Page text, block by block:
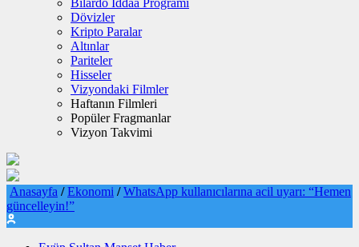
Bilardo İddaa Programı
Dövizler
Kripto Paralar
Altınlar
Pariteler
Hisseler
Vizyondaki Filmler
Haftanın Filmleri
Popüler Fragmanlar
Vizyon Takvimi
Anasayfa / Ekonomi / WhatsApp kullanıcılarına acil uyarı: “Hemen
güncelleyin!”